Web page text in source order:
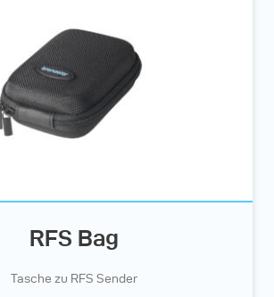
RFS Bag
Tasche zu RFS Sender